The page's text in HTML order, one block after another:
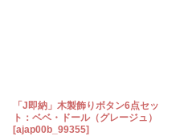
「J即納」木製飾りボタン6点セッ
ト：ベベ・ドール（グレージュ）
[ajap00b_99355]